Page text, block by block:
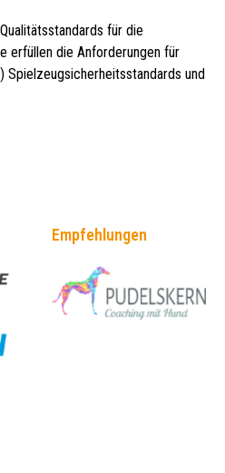
für die
erfüllen die Anforderungen für
Spielzeugsicherheitsstandards und
Empfehlungen